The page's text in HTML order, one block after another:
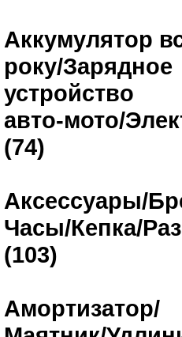
Аккумулятор
року/Зарядное
устройство
авто-мото/
(74)
Аксессуары/
Часы/Кепка/
(103)
Амортизатор/